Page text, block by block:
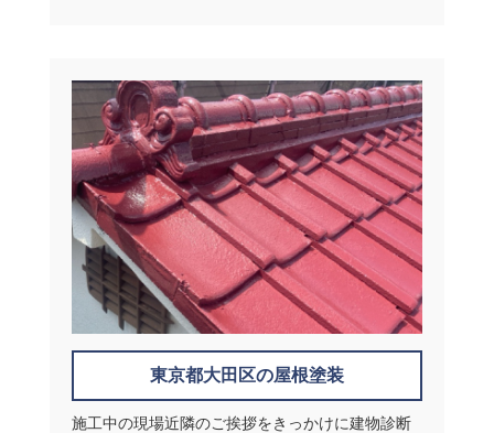
東京都大田区の屋根塗装
施工中の現場近隣のご挨拶をきっかけに建物診断